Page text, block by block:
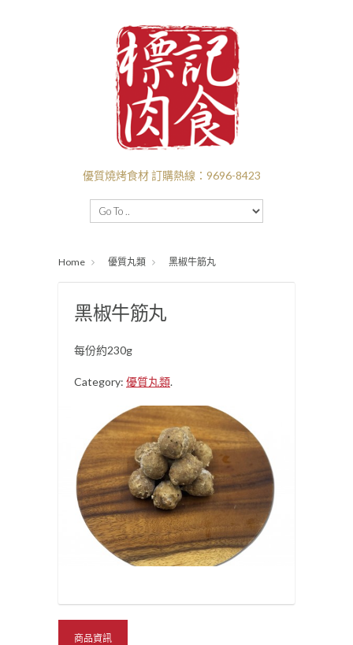
優質燒烤食材 訂購熱線：9696-8423
主頁
關於標記
Home 優質丸類 黑椒牛筋丸
黑椒牛筋丸
每份約230g
Category: 優質丸類.
商品資訊